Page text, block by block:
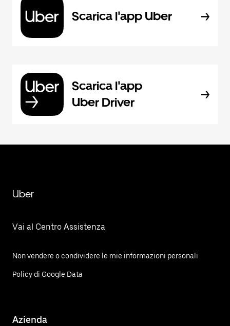
Scarica l'app Uber
Scarica l'app
Uber Driver
Uber
Vai al Centro Assistenza
Non vendere o condividere le mie informazioni personali
Policy di Google Data
Azienda